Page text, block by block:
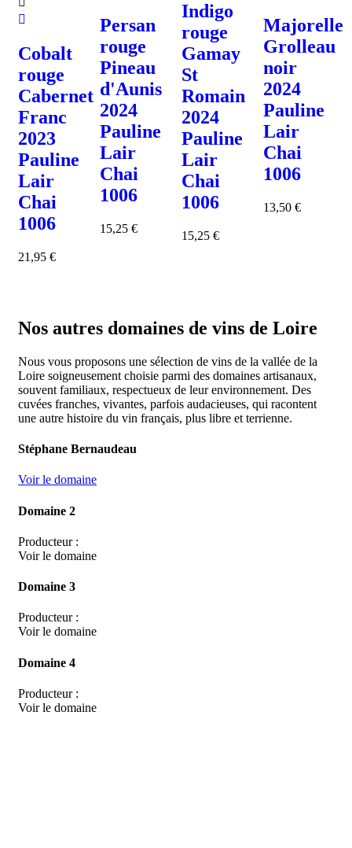
Cobalt
rouge
Cabernet
Franc
2023
Pauline
Lair
Chai
1006
21,95 €
Persan
rouge
Pineau
d'Aunis
2024
Pauline
Lair
Chai
1006
15,25 €
Indigo
rouge
Gamay
St
Romain
2024
Pauline
Lair
Chai
1006
15,25 €
Majorelle
Grolleau
noir
2024
Pauline
Lair
Chai
1006
13,50 €
Nos autres domaines de vins de Loire
Nous vous proposons une sélection de vins de la vallée de la
Loire soigneusement choisie parmi des domaines artisanaux,
souvent familiaux, respectueux de leur environnement. Des
cuvées franches, vivantes, parfois audacieuses, qui racontent
une autre histoire du vin français, plus libre et terrienne.
Stéphane Bernaudeau
Voir le domaine
Domaine 2
Producteur :
Voir le domaine
Domaine 3
Producteur :
Voir le domaine
Domaine 4
Producteur :
Voir le domaine